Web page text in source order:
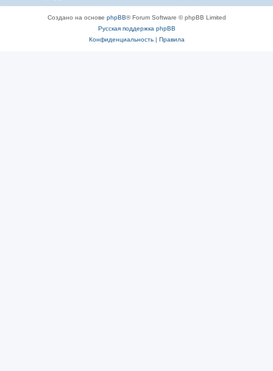
Создано на основе phpBB® Forum Software © phpBB Limited
Русская поддержка phpBB
Конфиденциальность| Правила